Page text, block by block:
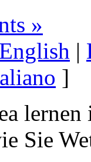
»
English |
]
Sie